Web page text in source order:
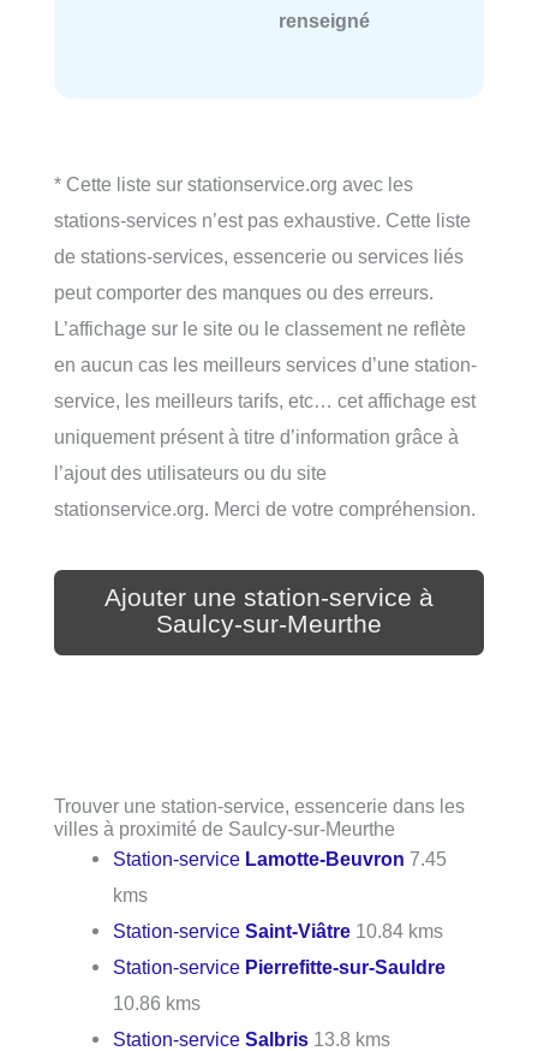
renseigné
* Cette liste sur stationservice.org avec les
stations-services n’est pas exhaustive. Cette liste
de stations-services, essencerie ou services liés
peut comporter des manques ou des erreurs.
L’affichage sur le site ou le classement ne reflète
en aucun cas les meilleurs services d’une station-
service, les meilleurs tarifs, etc… cet affichage est
uniquement présent à titre d’information grâce à
l’ajout des utilisateurs ou du site
stationservice.org. Merci de votre compréhension.
Ajouter une station-service à
Saulcy-sur-Meurthe
Trouver une station-service, essencerie dans les
villes à proximité de Saulcy-sur-Meurthe
Station-service Lamotte-Beuvron 7.45
kms
Station-serviceSaint-Viâtre 10.84 kms
Station-service Pierrefitte-sur-Sauldre
10.86 kms
Station-serviceSalbris 13.8 kms